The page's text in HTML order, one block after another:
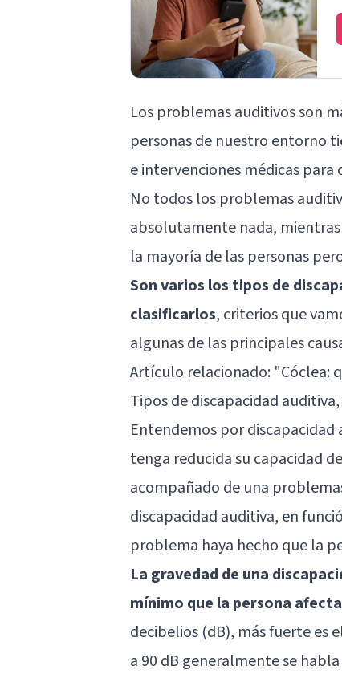
Los problemas auditivos son
personas de nuestro entorno
e intervenciones médicas
No todos los problemas
absolutamente nada,
la mayoría de las personas
Son varios los tipos de
clasificarlos, criterios que
algunas de las principales
Artículo relacionado: "Cóclea:
Tipos de discapacidad
Entendemos por
tenga reducida su capacidad
acompañado de una
discapacidad auditiva, en
problema haya hecho que la
La gravedad de una
mínimo que la persona
decibelios (dB), más fuerte es
a 90 dB generalmente se